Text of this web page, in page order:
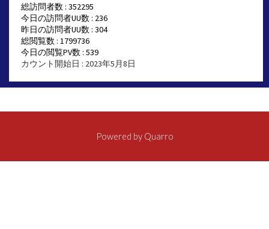
総訪問者数 : 352295
今日の訪問者UU数 : 236
昨日の訪問者UU数 : 304
総閲覧数 : 1799736
今日の閲覧PV数 : 539
カウント開始日 : 2023年5月8日
Powered by Quarro